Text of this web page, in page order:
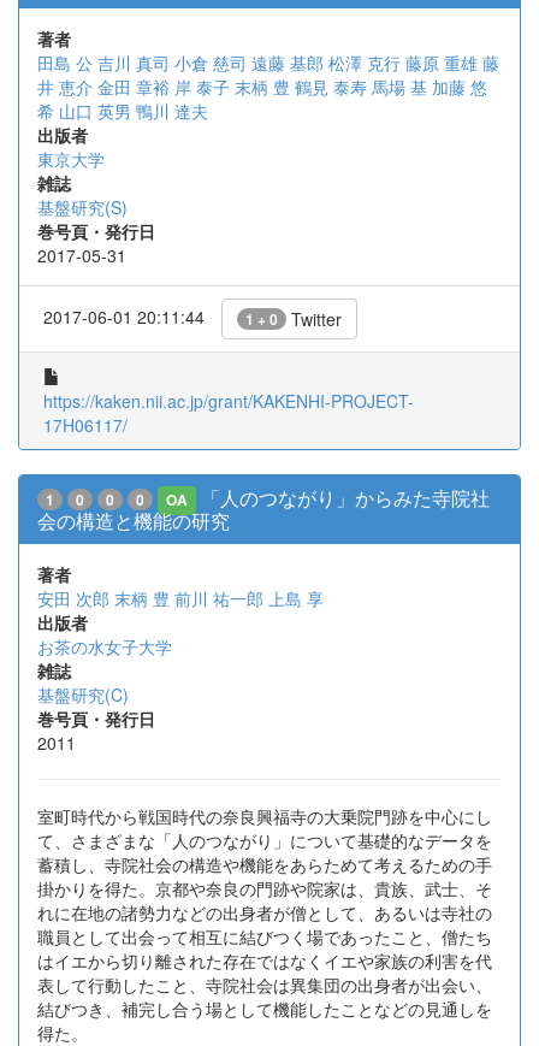
著者
田島 公 吉川 真司 小倉 慈司 遠藤 基郎 松澤 克行 藤原 重雄 藤
井 恵介 金田 章裕 岸 泰子 末柄 豊 鶴見 泰寿 馬場 基 加藤 悠
希 山口 英男 鴨川 達夫
出版者
東京大学
雑誌
基盤研究(S)
巻号頁・発行日
2017-05-31
2017-06-01 20:11:44 1 + 0 Twitter
https://kaken.nii.ac.jp/grant/KAKENHI-PROJECT-
17H06117/
1 0 0 0 OA
「人のつながり」からみた寺院社
会の構造と機能の研究
著者
安田 次郎 末柄 豊 前川 祐一郎 上島 享
出版者
お茶の水女子大学
雑誌
基盤研究(C)
巻号頁・発行日
2011
室町時代から戦国時代の奈良興福寺の大乗院門跡を中心にし
て、さまざまな「人のつながり」について基礎的なデータを
蓄積し、寺院社会の構造や機能をあらためて考えるための手
掛かりを得た。京都や奈良の門跡や院家は、貴族、武士、そ
れに在地の諸勢力などの出身者が僧として、あるいは寺社の
職員として出会って相互に結びつく場であったこと、僧たち
はイエから切り離された存在ではなくイエや家族の利害を代
表して行動したこと、寺院社会は異集団の出身者が出会い、
結びつき、補完し合う場として機能したことなどの見通しを
得た。